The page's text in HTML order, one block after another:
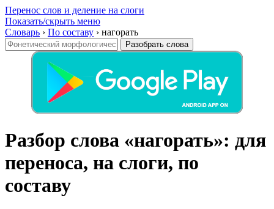
Перенос слов и деление на слоги
Показать/скрыть меню
Словарь › По составу › нагорать
Разобрать слова
Разбор слова «нагорать»: для
переноса, на слоги, по
составу